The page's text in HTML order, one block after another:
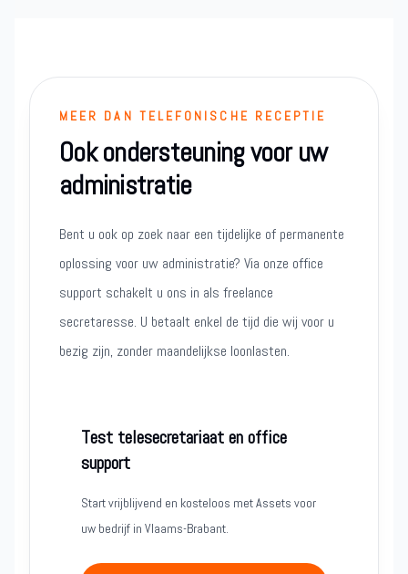
MEER DAN TELEFONISCHE RECEPTIE
Ook ondersteuning voor uw
administratie
Bent u ook op zoek naar een tijdelijke of permanente
oplossing voor uw administratie? Via onze office
support schakelt u ons in als freelance
secretaresse. U betaalt enkel de tijd die wij voor u
bezig zijn, zonder maandelijkse loonlasten.
Test telesecretariaat en office
support
Start vrijblijvend en kosteloos met Assets voor
uw bedrijf in Vlaams-Brabant.